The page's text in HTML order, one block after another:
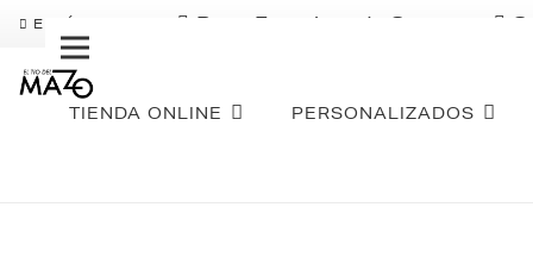
ENVÍO GRATIS Pago Fraccionado Sequra
TIENDA ONLINE PERSONALIZADOS